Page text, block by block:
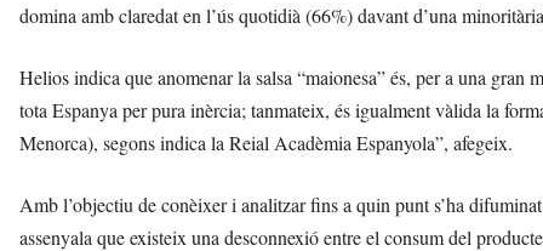
domina amb claredat en l’ús quotidià (66%) davant d’una
Helios indica que anomenar la salsa “maionesa” és, per a una
tota Espanya per pura inèrcia; tanmateix, és igualment vàlida la
Menorca), segons indica la Reial Acadèmia Espanyola”, afegeix.
Amb l’objectiu de conèixer i analitzar fins a quin punt s’ha
assenyala que existeix una desconnexió entre el consum del